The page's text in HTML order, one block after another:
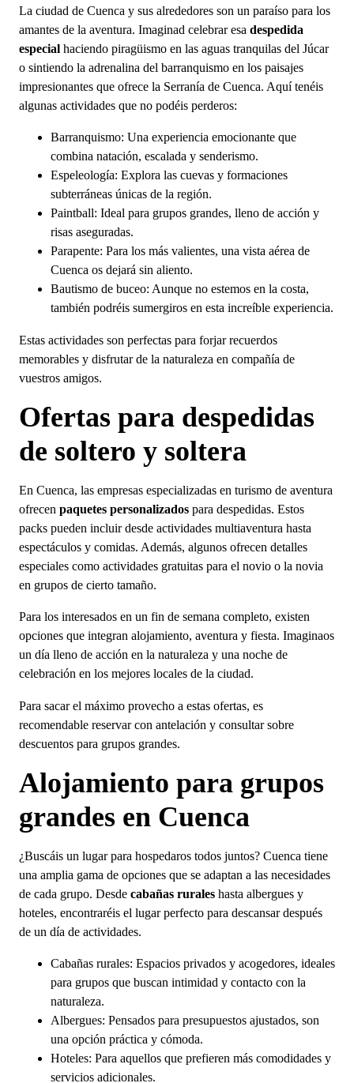
La ciudad de Cuenca y sus alrededores son un paraíso para los
amantes de la aventura. Imaginad celebrar esa despedida
especial haciendo piragüismo en las aguas tranquilas del Júcar
o sintiendo la adrenalina del barranquismo en los paisajes
impresionantes que ofrece la Serranía de Cuenca. Aquí tenéis
algunas actividades que no podéis perderos:
Barranquismo: Una experiencia emocionante que
combina natación, escalada y senderismo.
Espeleología: Explora las cuevas y formaciones
subterráneas únicas de la región.
Paintball: Ideal para grupos grandes, lleno de acción y
risas aseguradas.
Parapente: Para los más valientes, una vista aérea de
Cuenca os dejará sin aliento.
Bautismo de buceo: Aunque no estemos en la costa,
también podréis sumergiros en esta increíble experiencia.
Estas actividades son perfectas para forjar recuerdos
memorables y disfrutar de la naturaleza en compañía de
vuestros amigos.
Ofertas para despedidas
de soltero y soltera
En Cuenca, las empresas especializadas en turismo de aventura
ofrecen paquetes personalizados para despedidas. Estos
packs pueden incluir desde actividades multiaventura hasta
espectáculos y comidas. Además, algunos ofrecen detalles
especiales como actividades gratuitas para el novio o la novia
en grupos de cierto tamaño.
Para los interesados en un fin de semana completo, existen
opciones que integran alojamiento, aventura y fiesta. Imaginaos
un día lleno de acción en la naturaleza y una noche de
celebración en los mejores locales de la ciudad.
Para sacar el máximo provecho a estas ofertas, es
recomendable reservar con antelación y consultar sobre
descuentos para grupos grandes.
Alojamiento para grupos
grandes en Cuenca
¿Buscáis un lugar para hospedaros todos juntos? Cuenca tiene
una amplia gama de opciones que se adaptan a las necesidades
de cada grupo. Desde cabañas rurales hasta albergues y
hoteles, encontraréis el lugar perfecto para descansar después
de un día de actividades.
Cabañas rurales: Espacios privados y acogedores, ideales
para grupos que buscan intimidad y contacto con la
naturaleza.
Albergues: Pensados para presupuestos ajustados, son
una opción práctica y cómoda.
Hoteles: Para aquellos que prefieren más comodidades y
servicios adicionales.